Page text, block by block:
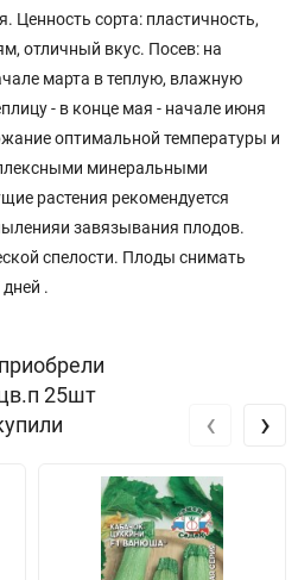
Ценность сорта: пластичность,
отличный вкус. Посев: на
марта в теплую, влажную
- в конце мая - начале июня
оптимальной температуры и
минеральными
растения рекомендуется
завязывания плодов.
спелости. Плоды снимать
.
25шт
‹ ›